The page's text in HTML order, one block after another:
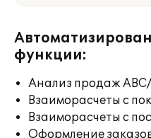
функции:
Анализ продаж
Взаиморасчеты с
Взаиморасчеты с
Оформление